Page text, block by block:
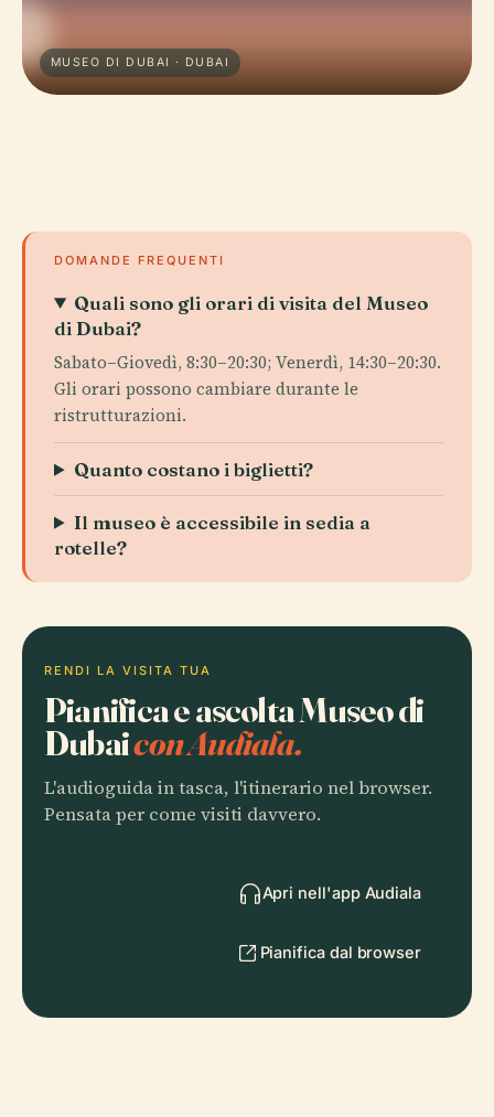
MUSEO DI DUBAI · DUBAI
DOMANDE FREQUENTI
Quali sono gli orari di visita del Museo
di Dubai?
Sabato–Giovedì, 8:30–20:30; Venerdì, 14:30–20:30.
Gli orari possono cambiare durante le
ristrutturazioni.
Quanto costano i biglietti?
Il museo è accessibile in sedia a
rotelle?
RENDI LA VISITA TUA
Pianifica e ascolta Museo di
Dubaicon Audiala.
L'audioguida in tasca, l'itinerario nel browser.
Pensata per come visiti davvero.
Apri nell'app Audiala
Pianifica dal browser